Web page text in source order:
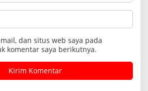
dan situs web saya pada
komentar saya berikutnya.